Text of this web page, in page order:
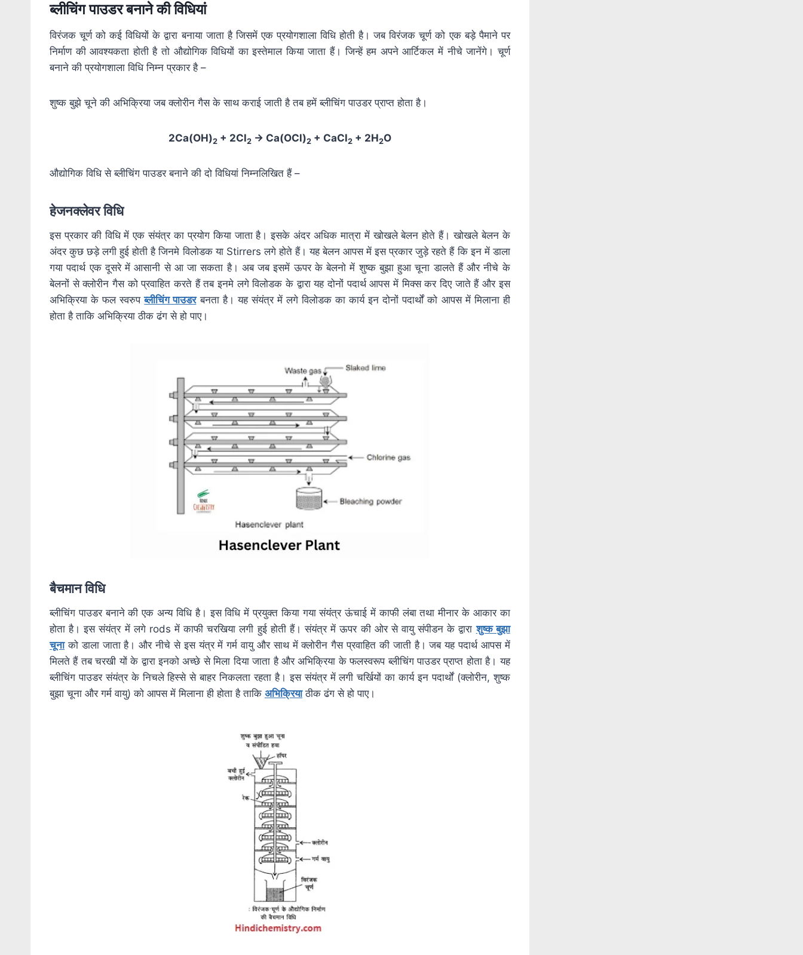
ब्लीचिंग पाउडर बनाने की विधियां
विरंजक चूर्ण को कई विधियों के द्वारा बनाया जाता है जिसमें एक प्रयोगशाला विधि होती है। जब विरंजक चूर्ण को एक बड़े पैमाने पर
निर्माण की आवश्यकता होती है तो औद्योगिक विधियों का इस्तेमाल किया जाता हैं। जिन्हें हम अपने आर्टिकल में नीचे जानेंगे।चूर्ण
बनाने की प्रयोगशाला विधि निम्न प्रकार है –
शुष्क बुझे चूने की अभिक्रिया जब क्लोरीन गैस के साथ कराई जाती है तब हमें ब्लीचिंग पाउडर प्राप्त होता है।
2Ca(OH)2+ 2Cl2→ Ca(OCl)2+ CaCl2+ 2H2O
औद्योगिक विधि से ब्लीचिंग पाउडर बनाने की दो विधियां निम्नलिखित हैं –
हेजनक्लेवर विधि
इस प्रकार की विधि में एक संयंत्र का प्रयोग किया जाता है। इसके अंदर अधिक मात्रा में खोखले बेलन होते हैं। खोखले बेलन के
अंदर कुछ छड़े लगी हुई होती है जिनमे विलोडक या Stirrers लगे होते हैं। यह बेलन आपस में इस प्रकार जुड़े रहते हैं कि इन में डाला
गया पदार्थ एक दूसरे में आसानी से आ जा सकता है। अब जब इसमें ऊपर के बेलनो में शुष्क बुझा हुआ चूना डालते हैं और नीचे के
बेलनों से क्लोरीन गैस को प्रवाहित करते हैं तब इनमे लगे विलोडक के द्वारा यह दोनों पदार्थ आपस में मिक्स कर दिए जाते हैं और इस
अभिक्रिया के फल स्वरुपब्लीचिंग पाउडरबनता है। यह संयंत्र में लगे विलोडक का कार्य इन दोनों पदार्थों को आपस में मिलाना ही
होता है ताकि अभिक्रिया ठीक ढंग से हो पाए।
बैचमान विधि
ब्लीचिंग पाउडर बनाने की एक अन्य विधि है। इस विधि में प्रयुक्त किया गया संयंत्र ऊंचाई में काफी लंबा तथा मीनार के आकार का
होता है। इस संयंत्र में लगे rods में काफी चरखिया लगी हुई होती हैं। संयंत्र में ऊपर की ओर से वायु संपीडन के द्वाराशुष्क बुझा
चूनाको डाला जाता है। और नीचे से इस यंत्र में गर्म वायु और साथ में क्लोरीन गैस प्रवाहित की जाती है। जब यह पदार्थ आपस में
मिलते हैं तब चरखी यों के द्वारा इनको अच्छे से मिला दिया जाता है और अभिक्रिया के फलस्वरूप ब्लीचिंग पाउडर प्राप्त होता है। यह
ब्लीचिंग पाउडर संयंत्र के निचले हिस्से से बाहर निकलता रहता है। इस संयंत्र में लगी चर्खियों का कार्य इन पदार्थों (क्लोरीन, शुष्क
बुझा चूना और गर्म वायु) को आपस में मिलाना ही होता है ताकि अभिक्रियाठीक ढंग से हो पाए।